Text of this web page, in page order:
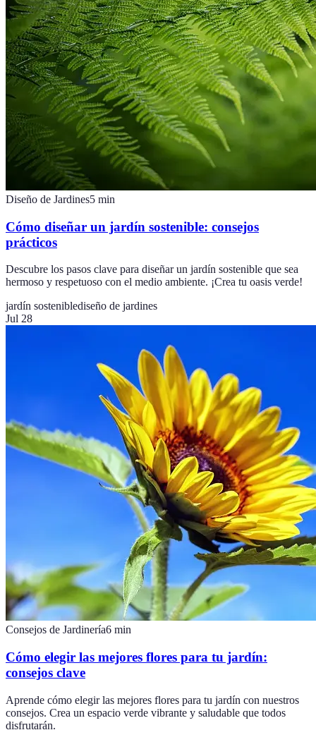
Diseño de Jardines5 min
Cómo diseñar un jardín sostenible: consejos
prácticos
Descubre los pasos clave para diseñar un jardín sostenible que sea
hermoso y respetuoso con el medio ambiente. ¡Crea tu oasis verde!
jardín sosteniblediseño de jardines
Jul 28
Consejos de Jardinería6 min
Cómo elegir las mejores flores para tu jardín:
consejos clave
Aprende cómo elegir las mejores flores para tu jardín con nuestros
consejos. Crea un espacio verde vibrante y saludable que todos
disfrutarán.